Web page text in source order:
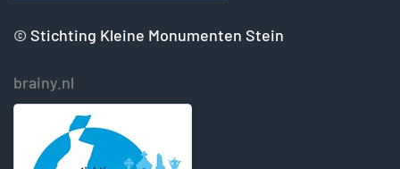
© Stichting Kleine Monumenten Stein
brainy.nl